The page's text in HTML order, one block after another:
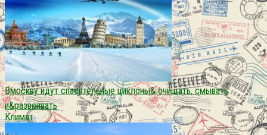
Вмоскву идут спасительные циклоны& очищать, смывать
и&развеивать
Климат